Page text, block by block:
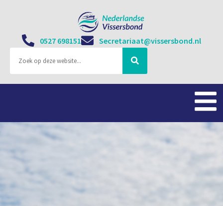
0527 698151 Secretariaat@vissersbond.nl